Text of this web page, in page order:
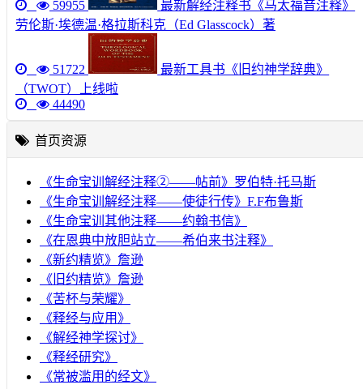
59955
最新解经注释书《马太福音注释》
劳伦斯·埃德温·格拉斯科克（Ed Glasscock）著
51722
最新工具书《旧约神学辞典》
（TWOT）上线啦
44490
首页资源
《生命宝训解经注释②——帖前》罗伯特·托马斯
《生命宝训解经注释——使徒行传》F.F布鲁斯
《生命宝训其他注释——约翰书信》
《在恩典中放胆站立——希伯来书注释》
《新约精览》詹逊
《旧约精览》詹逊
《苦杯与荣耀》
《释经与应用》
《解经神学探讨》
《释经研究》
《常被滥用的经文》